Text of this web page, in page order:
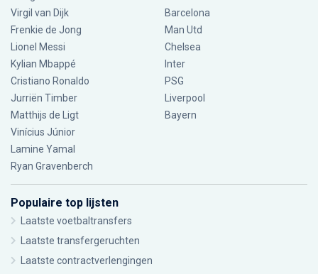
Virgil van Dijk
Frenkie de Jong
Lionel Messi
Kylian Mbappé
Cristiano Ronaldo
Jurriën Timber
Matthijs de Ligt
Vinícius Júnior
Lamine Yamal
Ryan Gravenberch
Barcelona
Man Utd
Chelsea
Inter
PSG
Liverpool
Bayern
Populaire top lijsten
Laatste voetbaltransfers
Laatste transfergeruchten
Laatste contractverlengingen